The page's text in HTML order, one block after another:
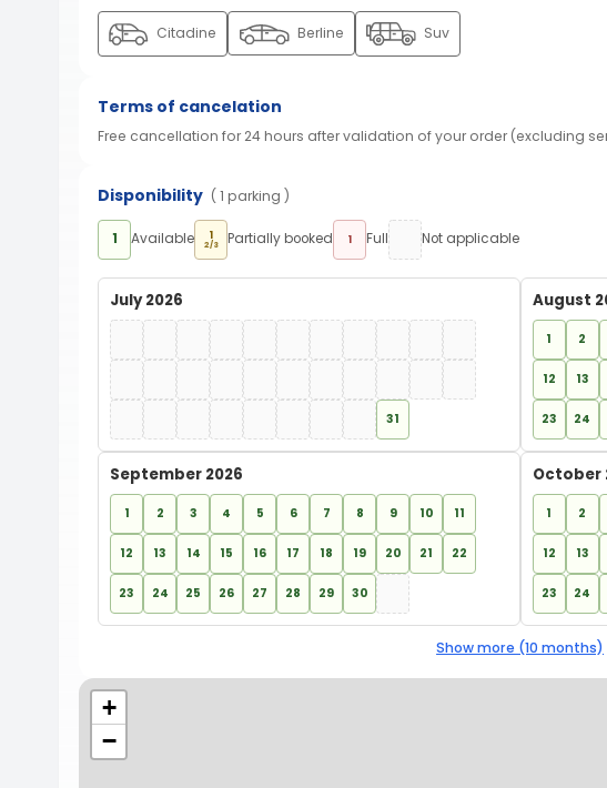
Citadine Berline Suv
Terms of cancelation
Free cancellation for 24 hours after validation of your order (excluding
Disponibility ( 1 parking )
1 Available 1
2/3 Partially booked 1 Full Not applicable
July 2026
31
August
1 2
12 13
23 24
September 2026
1 2 3 4 5 6 7 8 9 10 11
12 13 14 15 16 17 18 19 20 21 22
23 24 25 26 27 28 29 30
October
1 2
12 13
23 24
Show more (10 months)
+
−